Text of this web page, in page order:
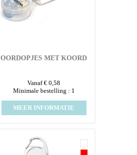
OORDOPJES MET KOORD
Vanaf € 0,58
Minimale bestelling : 1
MEER INFORMATIE